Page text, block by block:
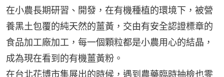
在小農長期研習、開發，在有機種植的環境下，被營
養黑土包覆的純天然的薑黃，交由有安全認證標章的
食品加工廠加工，每一個顆粒都是小農用心的結晶，
成為現在看到的有機薑黃粉。
在台北花博市集展出的時候，遇到農藥臨時抽檢也零